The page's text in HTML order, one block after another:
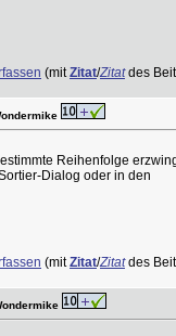
(mitZitat/Zitatdes
Reihenfolge
Dialog oder in den
(mitZitat/Zitatdes